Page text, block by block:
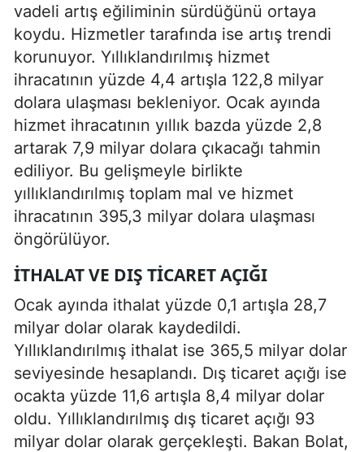
vadeli artış eğiliminin sürdüğünü ortaya
koydu. Hizmetler tarafında ise artış trendi
korunuyor. Yıllıklandırılmış hizmet
ihracatının yüzde 4,4 artışla 122,8 milyar
dolara ulaşması bekleniyor. Ocak ayında
hizmet ihracatının yıllık bazda yüzde 2,8
artarak 7,9 milyar dolara çıkacağı tahmin
ediliyor. Bu gelişmeyle birlikte
yıllıklandırılmış toplam mal ve hizmet
ihracatının 395,3 milyar dolara ulaşması
öngörülüyor.
İTHALAT VE DIŞ TICARET AÇIĞI
Ocak ayında ithalat yüzde 0,1 artışla 28,7
milyar dolar olarak kaydedildi.
Yıllıklandırılmış ithalat ise 365,5 milyar dolar
seviyesinde hesaplandı. Dış ticaret açığı ise
ocakta yüzde 11,6 artışla 8,4 milyar dolar
oldu. Yıllıklandırılmış dış ticaret açığı 93
milyar dolar olarak gerçekleşti. Bakan Bolat,